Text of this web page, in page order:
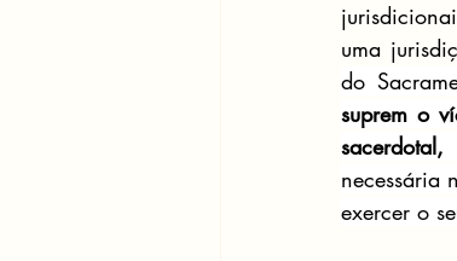
uma
do
suprem o
necessária
exercer o